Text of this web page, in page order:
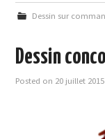
Dessin sur
Dessin
Posted on 20 juillet 2015